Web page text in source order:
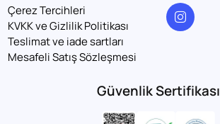
Çerez Tercihleri
KVKK ve Gizlilik Politikası
Teslimat ve iade sartları
Mesafeli Satış Sözleşmesi
Güvenlik Sertifikası